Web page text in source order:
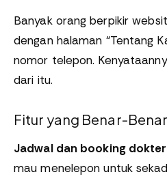
Banyak orang berpikir
dengan halaman “Tentang
nomor telepon.
dari itu.
Fitur yang Benar-
Jadwal dan booking
mau menelepon untuk